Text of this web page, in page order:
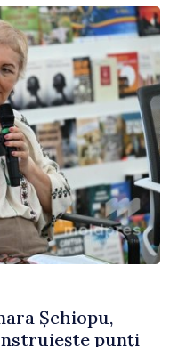
Șchiopu,
punți